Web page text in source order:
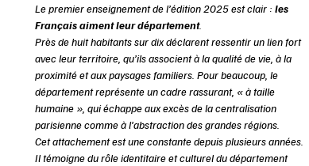
Le premier enseignement de l’édition 2025 est clair : les
Français aiment leur département.
Près de huit habitants sur dix déclarent ressentir un lien fort
avec leur territoire, qu’ils associent à la qualité de vie, à la
proximité et aux paysages familiers. Pour beaucoup, le
département représente un cadre rassurant, « à taille
humaine », qui échappe aux excès de la centralisation
parisienne comme à l’abstraction des grandes régions.
Cet attachement est une constante depuis plusieurs années.
Il témoigne du rôle identitaire et culturel du département